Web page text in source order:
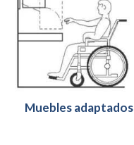
Muebles adaptados